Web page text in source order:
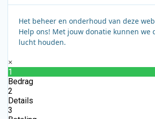
Het beheer en onderhoud van deze
Help ons! Met jouw donatie kunnen we
lucht houden.